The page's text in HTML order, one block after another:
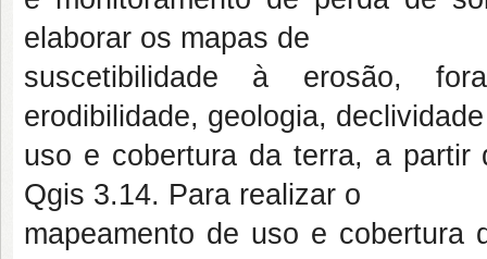
elaborar os mapas de
suscetibilidade à erosão,
erodibilidade, geologia,
uso e cobertura da terra, a partir
Qgis 3.14. Para realizar o
mapeamento de uso e cobertura